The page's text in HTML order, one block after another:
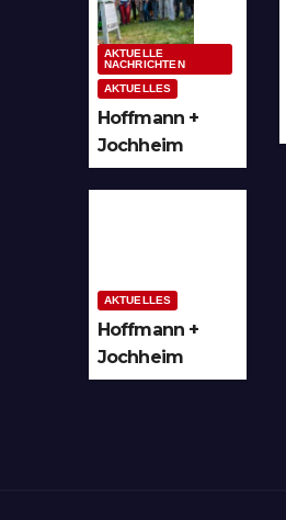
Ruhrgebiet
AKTUELLE
NACHRICHTEN
AKTUELLES
Hoffmann +
Jochheim
GmbH setzt
AKTUELLES
Hoffmann +
Jochheim
GmbH in